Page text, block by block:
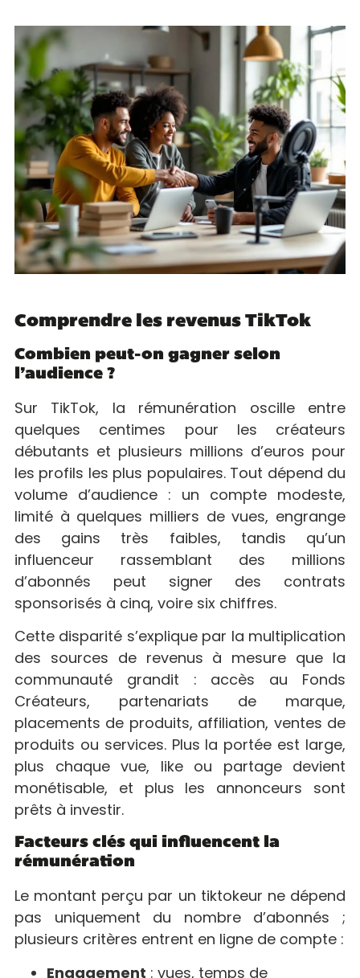
Comprendre les revenus TikTok
Combien peut-on gagner selon
l’audience ?
Sur TikTok, la rémunération oscille entre
quelques centimes pour les créateurs
débutants et plusieurs millions d’euros pour
les profils les plus populaires. Tout dépend du
volume d’audience : un compte modeste,
limité à quelques milliers de vues, engrange
des gains très faibles, tandis qu’un
influenceur rassemblant des millions
d’abonnés peut signer des contrats
sponsorisés à cinq, voire six chiffres.
Cette disparité s’explique par la multiplication
des sources de revenus à mesure que la
communauté grandit : accès au Fonds
Créateurs, partenariats de marque,
placements de produits, affiliation, ventes de
produits ou services. Plus la portée est large,
plus chaque vue, like ou partage devient
monétisable, et plus les annonceurs sont
prêts à investir.
Facteurs clés qui influencent la
rémunération
Le montant perçu par un tiktokeur ne dépend
pas uniquement du nombre d’abonnés ;
plusieurs critères entrent en ligne de compte :
Engagement : vues, temps de